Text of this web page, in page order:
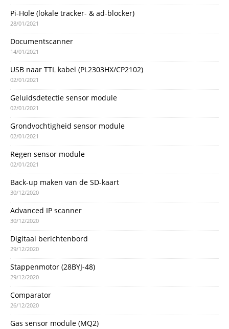
Pi-Hole (lokale tracker- & ad-blocker)
28/01/2021
Documentscanner
14/01/2021
USB naar TTL kabel (PL2303HX/CP2102)
02/01/2021
Geluidsdetectie sensor module
02/01/2021
Grondvochtigheid sensor module
02/01/2021
Regen sensor module
02/01/2021
Back-up maken van de SD-kaart
30/12/2020
Advanced IP scanner
30/12/2020
Digitaal berichtenbord
29/12/2020
Stappenmotor (28BYJ-48)
29/12/2020
Comparator
26/12/2020
Gas sensor module (MQ2)